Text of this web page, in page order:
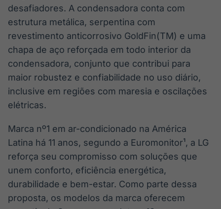
desafiadores. A condensadora conta com
estrutura metálica, serpentina com
revestimento anticorrosivo GoldFin(TM) e uma
chapa de aço reforçada em todo interior da
condensadora, conjunto que contribui para
maior robustez e confiabilidade no uso diário,
inclusive em regiões com maresia e oscilações
elétricas.
Marca nº1 em ar-condicionado na América
Latina há 11 anos, segundo a Euromonitor¹, a LG
reforça seu compromisso com soluções que
unem conforto, eficiência energética,
durabilidade e bem-estar. Como parte dessa
proposta, os modelos da marca oferecem